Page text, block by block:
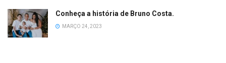
Conheça a história de Bruno Costa.
MARÇO 24, 2023